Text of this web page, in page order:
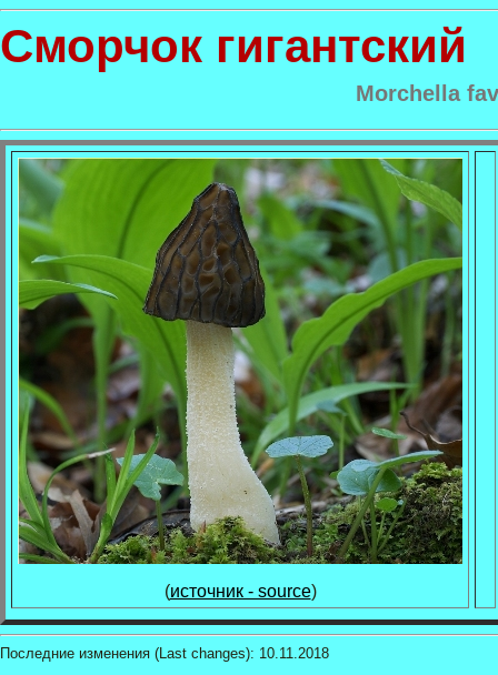
Сморчок гигантский
Morchella
(источник - source)
Последние изменения (Last changes): 10.11.2018